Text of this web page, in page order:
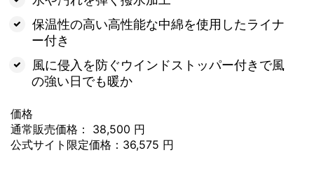
保温性の高い高性能な中綿を使用したライナ
ー付き
風に侵入を防ぐウインドストッパー付きで風
の強い日でも暖か
価格
通常販売価格： 38,500 円
公式サイト限定価格：36,575 円